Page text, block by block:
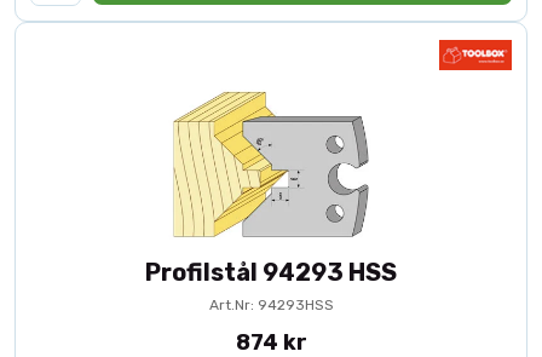
Profilstål 94293 HSS
Art.Nr: 94293HSS
874 kr